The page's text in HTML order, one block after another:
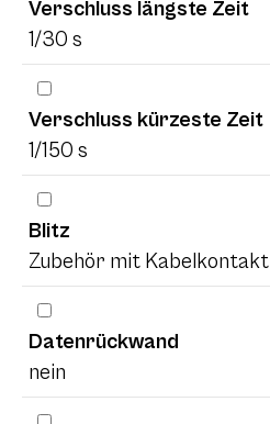
Verschluss längste Zeit
1/30 s
Verschluss kürzeste Zeit
1/150 s
Blitz
Zubehör mit Kabelkontakt
Datenrückwand
nein